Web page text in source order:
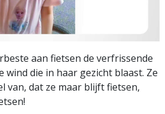
aan fietsen de verfrissende
wind die in haar gezicht blaast. Ze
van, dat ze maar blijft fietsen,